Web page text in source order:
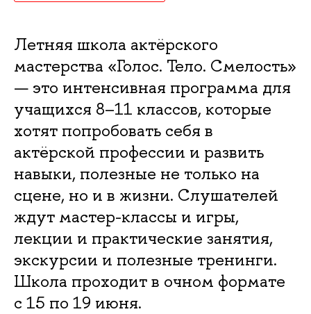
Летняя школа актёрского
мастерства «Голос. Тело. Смелость»
— это интенсивная программа для
учащихся 8–11 классов, которые
хотят попробовать себя в
актёрской профессии и развить
навыки, полезные не только на
сцене, но и в жизни. Слушателей
ждут мастер-классы и игры,
лекции и практические занятия,
экскурсии и полезные тренинги.
Школа проходит в очном формате
с 15 по 19 июня.